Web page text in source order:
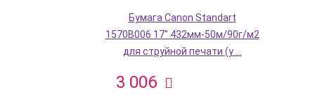
Бумага Canon Standart
1570B006 17" 432мм-50м/90г/м2
для струйной печати (у ...
3 006